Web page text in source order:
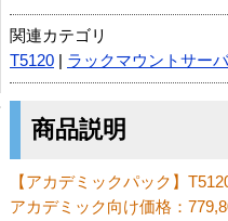
関連カテゴリ
T5120
ラックマウントサーバ
商品説明
【アカデミックパック】
アカデミック向け価格：